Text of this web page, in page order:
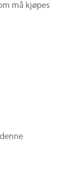
må kjøpes